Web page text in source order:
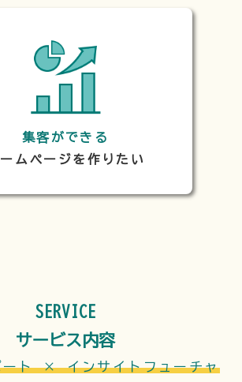
集客ができる
ムページを作りたい
SERVICE
サービス内容
ート × インサイトフューチャ